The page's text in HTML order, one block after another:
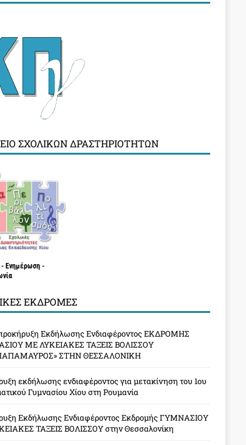
ΣΧΟΛΙΚΏΝ ΔΡΑΣΤΗΡΙΟΤΉΤΩΝ
- Ενημέρωση -
ΕΚΔΡΟΜΈΣ
Εκδήλωσης Ενδιαφέροντος ΕΚΔΡΟΜΗΣ
ΜΕ ΛΥΚΕΙΑΚΕΣ ΤΑΞΕΙΣ ΒΟΛΙΣΣΟΥ
ΣΤΗΝ ΘΕΣΣΑΛΟΝΙΚΗ
εκδήλωσης ενδιαφέροντος για μετακίνηση του 1ου
Γυμνασίου Χίου στη Ρουμανία
Εκδήλωσης Ενδιαφέροντος Εκδρομής ΓΥΜΝΑΣΙΟΥ
ΤΑΞΕΙΣ ΒΟΛΙΣΣΟΥ στην Θεσσαλονίκη